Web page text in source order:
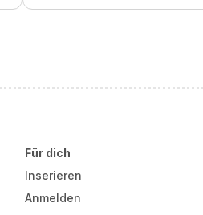
Für dich
Inserieren
Anmelden